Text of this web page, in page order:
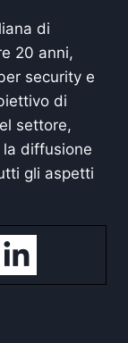
di
20 anni,
security e
di
settore,
diffusione
gli aspetti